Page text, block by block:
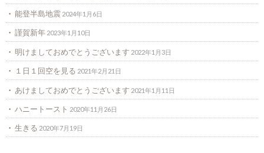
能登半島地震 2024年1月6日
謹賀新年 2023年1月10日
明けましておめでとうございます 2022年1月3日
１日１回空を見る 2021年2月21日
あけましておめでとうございます 2021年1月11日
ハニートースト 2020年11月26日
生きる 2020年7月19日